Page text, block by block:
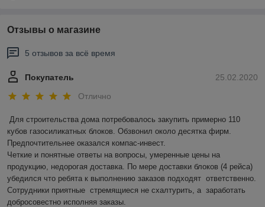
Отзывы о магазине
5 отзывов за всё время
25.02.2020
Покупатель
Отлично
Для строительства дома потребовалось закупить примерно 110
кубов газосиликатных блоков. Обзвонил около десятка фирм.
Предпочтительнее оказался компас-инвест.
Четкие и понятные ответы на вопросы, умеренные цены на
продукцию, недорогая доставка. По мере доставки блоков (4 рейса)
убедился что ребята к выполнению заказов подходят  ответственно.
Сотрудники приятные  стремящиеся не схалтурить, а  заработать
добросовестно исполняя заказы.